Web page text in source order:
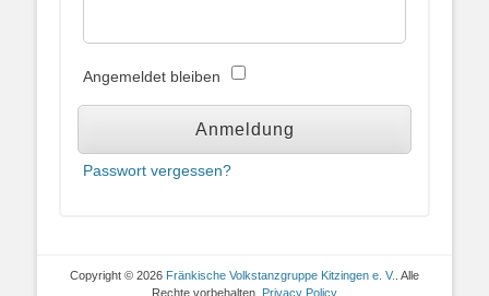
Angemeldet bleiben
Passwort vergessen?
Copyright © 2026 Fränkische Volkstanzgruppe Kitzingen e. V. . Alle
Rechte vorbehalten. Privacy Policy